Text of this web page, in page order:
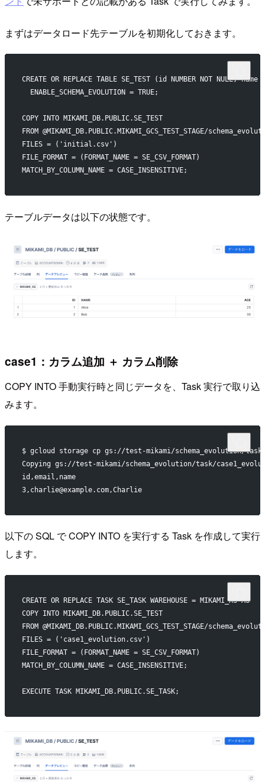
まずはデータロード先テーブルを初期化しておきます。
CREATE OR REPLACE TABLE SE_TEST (id NUMBER NOT NULL, name
  ENABLE_SCHEMA_EVOLUTION = TRUE;
COPY INTO MIKAMI_DB.PUBLIC.SE_TEST
FROM @MIKAMI_DB.PUBLIC.MIKAMI_GCS_TEST_STAGE/
FILES = ('initial.csv')
FILE_FORMAT = (FORMAT_NAME = SE_CSV_FORMAT)
MATCH_BY_COLUMN_NAME = CASE_INSENSITIVE;
テーブルデータは以下の状態です。
case1：カラム追加 ＋ カラム削除
COPY INTO 手動実行時と同じデータを、Task 実行で取り込
みます。
$ gcloud storage cp gs://test-mikami/schema_evolution/
Copying gs://test-mikami/schema_evolution/task/
id,email,name
3,charlie@example.com,Charlie
以下の SQL で COPY INTO を実行する Task を作成して実行
します。
CREATE OR REPLACE TASK SE_TASK WAREHOUSE = MIKAMI_XS AS
COPY INTO MIKAMI_DB.PUBLIC.SE_TEST
FROM @MIKAMI_DB.PUBLIC.MIKAMI_GCS_TEST_STAGE/
FILES = ('case1_evolution.csv')
FILE_FORMAT = (FORMAT_NAME = SE_CSV_FORMAT)
MATCH_BY_COLUMN_NAME = CASE_INSENSITIVE;
EXECUTE TASK MIKAMI_DB.PUBLIC.SE_TASK;